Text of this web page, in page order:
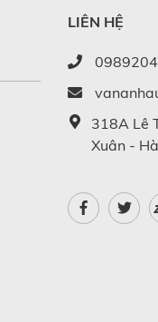
LIÊN HỆ
318A Lê
Xuân -